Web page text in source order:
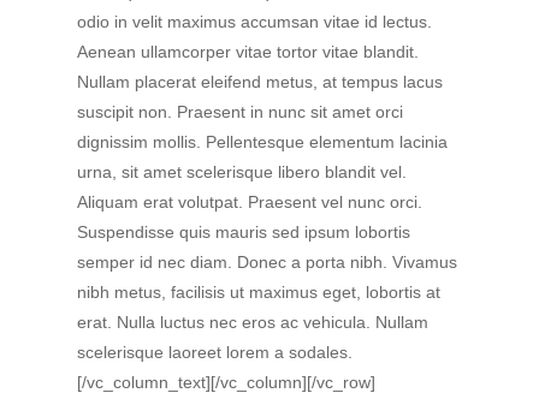
odio in velit maximus accumsan vitae id lectus.
Aenean ullamcorper vitae tortor vitae blandit.
Nullam placerat eleifend metus, at tempus lacus
suscipit non. Praesent in nunc sit amet orci
dignissim mollis. Pellentesque elementum lacinia
urna, sit amet scelerisque libero blandit vel.
Aliquam erat volutpat. Praesent vel nunc orci.
Suspendisse quis mauris sed ipsum lobortis
semper id nec diam. Donec a porta nibh. Vivamus
nibh metus, facilisis ut maximus eget, lobortis at
erat. Nulla luctus nec eros ac vehicula. Nullam
scelerisque laoreet lorem a sodales.
[/vc_column_text][/vc_column][/vc_row]